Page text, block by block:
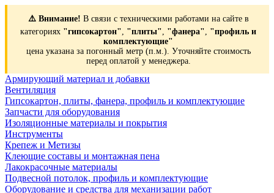
⚠️ Внимание! В связи с техническими работами на сайте в
категориях "гипсокартон", "плиты", "фанера", "профиль и
комплектующие"
цена указана за погонный метр (п.м.). Уточняйте стоимость
перед оплатой у менеджера.
Армирующий материал и добавки
Вентиляция
Гипсокартон, плиты, фанера, профиль и комплектующие
Запчасти для оборудования
Изоляционные материалы и покрытия
Инструменты
Крепеж и Метизы
Клеющие составы и монтажная пена
Лакокрасочные материалы
Подвесной потолок, профиль и комплектующие
Оборудование и средства для механизации работ